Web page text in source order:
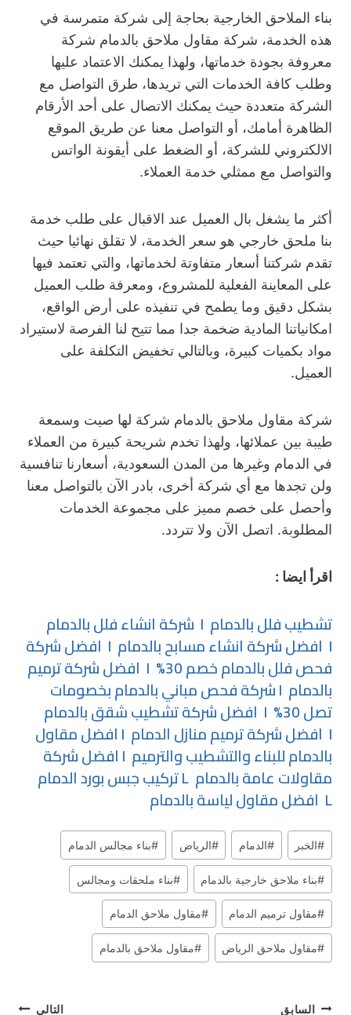
بناء الملاحق الخارجية بحاجة إلى شركة متمرسة في
هذه الخدمة، شركة مقاول ملاحق بالدمام شركة
معروفة بجودة خدماتها، ولهذا يمكنك الاعتماد عليها
وطلب كافة الخدمات التي تريدها، طرق التواصل مع
الشركة متعددة حيث يمكنك الاتصال على أحد الأرقام
الظاهرة أمامك، أو التواصل معنا عن طريق الموقع
الالكتروني للشركة، أو الضغط على أيقونة الواتس
والتواصل مع ممثلي خدمة العملاء.
أكثر ما يشغل بال العميل عند الاقبال على طلب خدمة
بنا ملحق خارجي هو سعر الخدمة، لا تقلق نهائيا حيث
تقدم شركتنا أسعار متفاوتة لخدماتها، والتي تعتمد فيها
على المعاينة الفعلية للمشروع، ومعرفة طلب العميل
بشكل دقيق وما يطمح في تنفيذه على أرض الواقع،
امكانياتنا المادية ضخمة جدا مما تتيح لنا الفرصة لاستيراد
مواد بكميات كبيرة، وبالتالي تخفيض التكلفة على
العميل.
شركة مقاول ملاحق بالدمام شركة لها صيت وسمعة
طيبة بين عملائها، ولهذا تخدم شريحة كبيرة من العملاء
في الدمام وغيرها من المدن السعودية، أسعارنا تنافسية
ولن تجدها مع أي شركة أخرى، بادر الآن بالتواصل معنا
وأحصل على خصم مميز على مجموعة الخدمات
المطلوبة. اتصل الآن ولا تتردد.
اقرأ ايضا :
تشطيب فلل بالدمام شركة انشاء فلل بالدمام
I افضل شركة انشاء مسابح بالدمام افضل شركة
فحص فلل بالدمام خصم 30% افضل شركة ترميم
بالدمام شركة فحص مباني بالدمام بخصومات
تصل 30% افضل شركة تشطيب شقق بالدمام
I افضل شركة ترميم منازل الدمام افضل مقاول
بالدمام للبناء والتشطيب والترميم افضل شركة
مقاولات عامة بالدمام تركيب جبس بورد الدمام
L افضل مقاول لياسة بالدمام
وسوم
المقال:
#الخبر #الدمام #الرياض #بناء مجالس الدمام
#بناء ملاحق خارجية بالدمام #بناء ملحقات ومجالس
#مقاول ترميم الدمام #مقاول ملاحق الدمام
#مقاول ملاحق الرياض #مقاول ملاحق بالدمام
السابق التالي